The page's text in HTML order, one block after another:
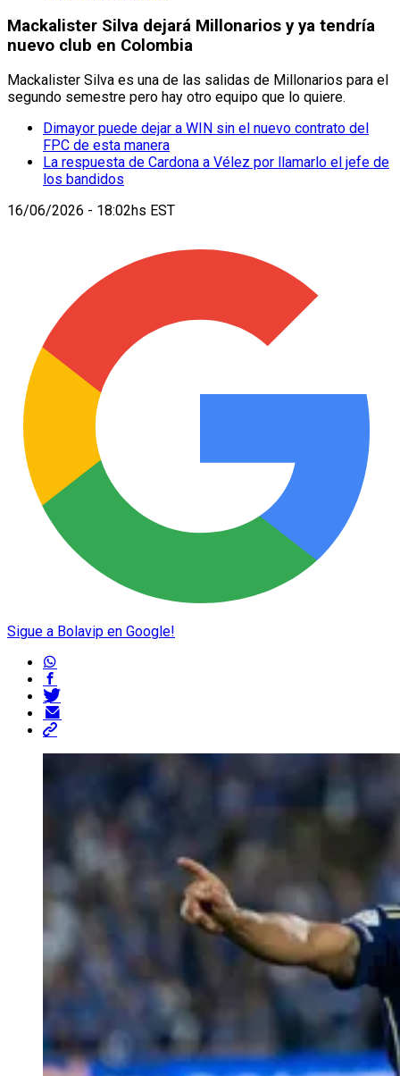
Mackalister Silva dejará Millonarios y ya tendría
nuevo club en Colombia
Mackalister Silva es una de las salidas de Millonarios para el
segundo semestre pero hay otro equipo que lo quiere.
Dimayor puede dejar a WIN sin el nuevo contrato del
FPC de esta manera
La respuesta de Cardona a Vélez por llamarlo el jefe de
los bandidos
16/06/2026 - 18:02hs EST
Sigue a Bolavip en Google!